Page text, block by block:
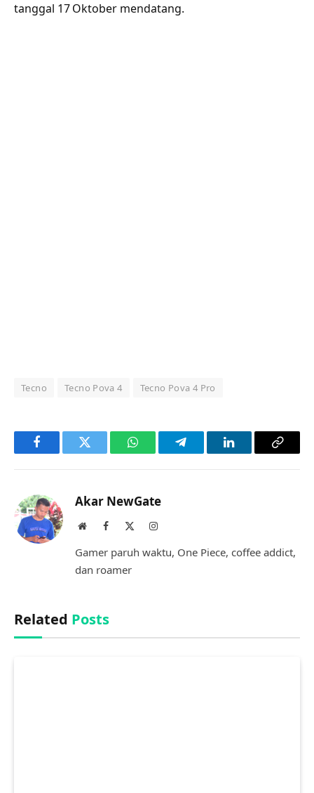
tanggal 17 Oktober mendatang.
Tecno Tecno Pova 4 Tecno Pova 4 Pro
FacebookTwitter WhatsAppTelegramLinkedInCopy
Akar NewGate
WebsiteFacebook Instagram
Gamer paruh waktu, One Piece, coffee addict,
dan roamer
Related Posts